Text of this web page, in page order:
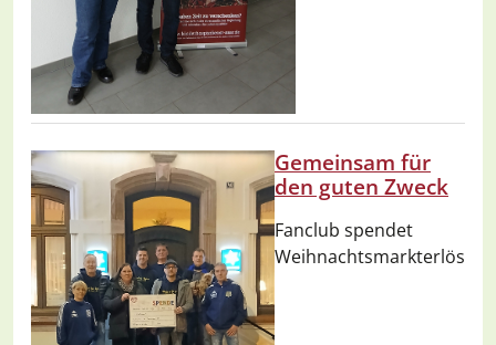
Gemeinsam für
den guten Zweck
Fanclub spendet
Weihnachtsmarkterlös